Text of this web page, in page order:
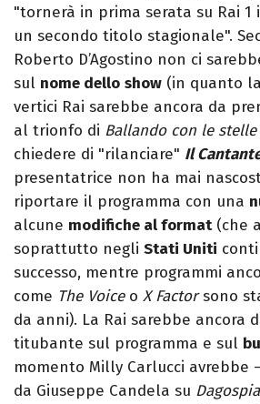
"tornerà in prima serata su Rai 1
un secondo titolo stagionale".
Roberto D’Agostino non ci
sul nome dello show (in quanto
vertici Rai sarebbe ancora da
al trionfo di Ballando con le stelle
chiedere di "rilanciare" Il
presentatrice non ha mai
riportare il programma con una
alcune modifiche al format(che
soprattutto negli Stati Uniti
successo, mentre programmi
come The Voiceo X Factorsono
da anni). La Rai sarebbe ancora
titubante sul programma e sul
momento Milly Carlucci avrebbe
da Giuseppe Candela su Dagospia